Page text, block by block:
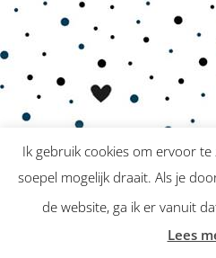
Ik gebruik cookies om ervoor
soepel mogelijk draait. Als je
de website, ga ik er vanuit
Lees